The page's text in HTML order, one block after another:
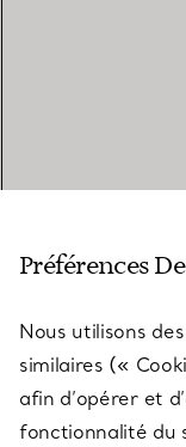
SERVICES
À PROPOS
Préférences
Nous utilisons
similaires («
afin d’opérer et
fonctionnalité du